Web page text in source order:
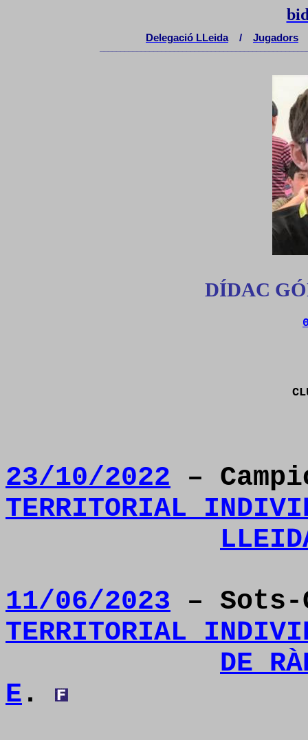
Delegació LLeida / Jugadors
DÍDAC
23/10/2022 –
TERRITORIAL
11/06/2023 – Sots-
TERRITORIAL
DE
E .